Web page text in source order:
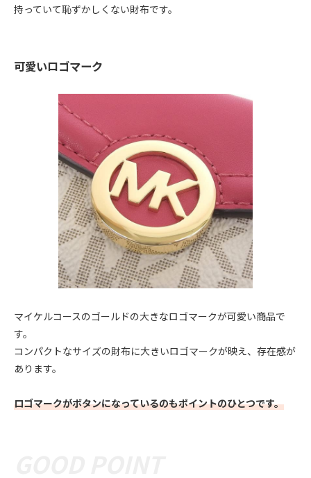
持っていて恥ずかしくない財布です。
可愛いロゴマーク
マイケルコースのゴールドの大きなロゴマークが可愛い商品で
す。
コンパクトなサイズの財布に大きいロゴマークが映え、存在感が
あります。
ロゴマークがボタンになっているのもポイントのひとつです。